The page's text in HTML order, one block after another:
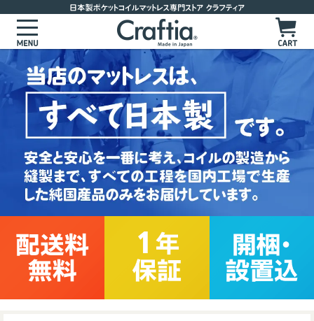
マットレスを選ぶ
サイズからマットレスを選ぶ
かたさからマットレスを選ぶ
かためのマットレス
ややかためのマットレス
標準的な硬さのマットレス
お客様の声
よくあるご質問
製品ラインナップ
ポケットコイルマットレス
セレクトオーダーマットレス
ピロートップ